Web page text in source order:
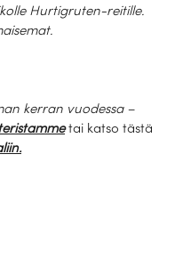
Hurtigruten-reitille.
kerran vuodessa –
tai katso tästä